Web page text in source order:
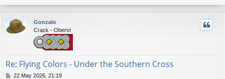
r
r
Gonzalo
Crack - Oberst
Re: Flying Colors - Under the Southern Cross
M
22 May 2026, 21:19